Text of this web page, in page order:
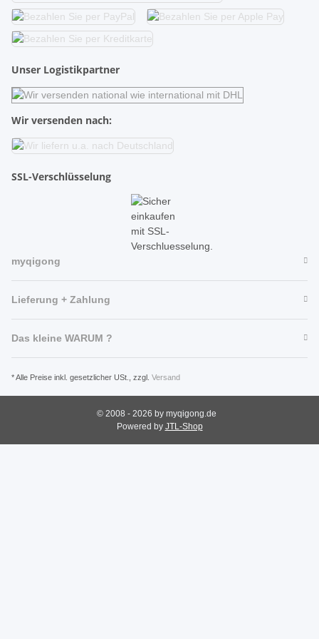
Unser Logistikpartner
Wir versenden nach:
SSL-Verschlüsselung
myqigong
Lieferung + Zahlung
Das kleine WARUM ?
* Alle Preise inkl. gesetzlicher USt., zzgl. Versand
© 2008 - 2026 by myqigong.de
Powered by JTL-Shop